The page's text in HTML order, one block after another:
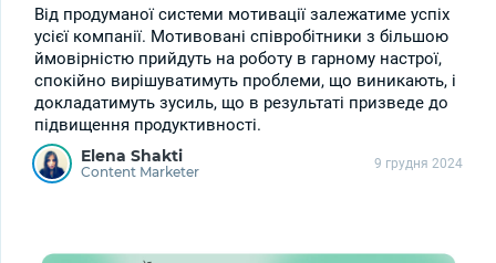
Від продуманої системи мотивації залежатиме успіх
усієї компанії. Мотивовані співробітники з більшою
ймовірністю прийдуть на роботу в гарному настрої,
спокійно вирішуватимуть проблеми, що виникають, і
докладатимуть зусиль, що в результаті призведе до
підвищення продуктивності.
Elena Shakti
Content Marketer 9 грудня 2024